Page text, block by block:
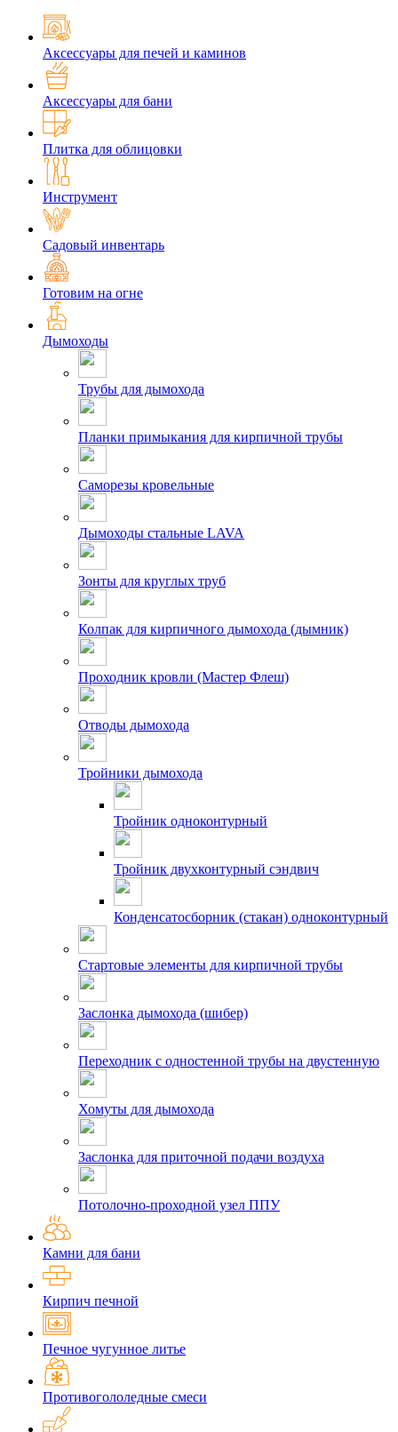
Аксессуары для печей и каминов
Аксессуары для бани
Плитка для облицовки
Инструмент
Садовый инвентарь
Готовим на огне
Дымоходы
Трубы для дымохода
Планки примыкания для кирпичной трубы
Саморезы кровельные
Дымоходы стальные LAVA
Зонты для круглых труб
Колпак для кирпичного дымохода (дымник)
Проходник кровли (Мастер Флеш)
Отводы дымохода
Тройники дымохода
Тройник одноконтурный
Тройник двухконтурный сэндвич
Конденсатосборник (стакан) одноконтурный
Стартовые элементы для кирпичной трубы
Заслонка дымохода (шибер)
Переходник с одностенной трубы на двустенную
Хомуты для дымохода
Заслонка для приточной подачи воздуха
Потолочно-проходной узел ППУ
Камни для бани
Кирпич печной
Печное чугунное литье
Противогололедные смеси